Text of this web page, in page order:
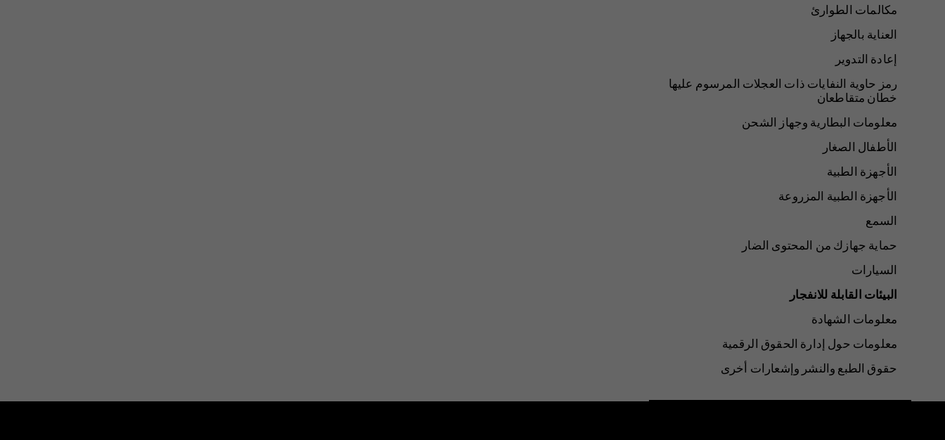
مكالمات الطوارئ
العناية بالجهاز
إعادة التدوير
رمز حاوية النفايات ذات العجلات المرسوم عليها
خطان متقاطعان
معلومات البطارية وجهاز الشحن
الأطفال الصغار
الأجهزة الطبية
الأجهزة الطبية المزروعة
السمع
حماية جهازك من المحتوى الضار
السيارات
البيئات القابلة للانفجار
معلومات الشهادة
معلومات حول إدارة الحقوق الرقمية
حقوق الطبع والنشر وإشعارات أخرى